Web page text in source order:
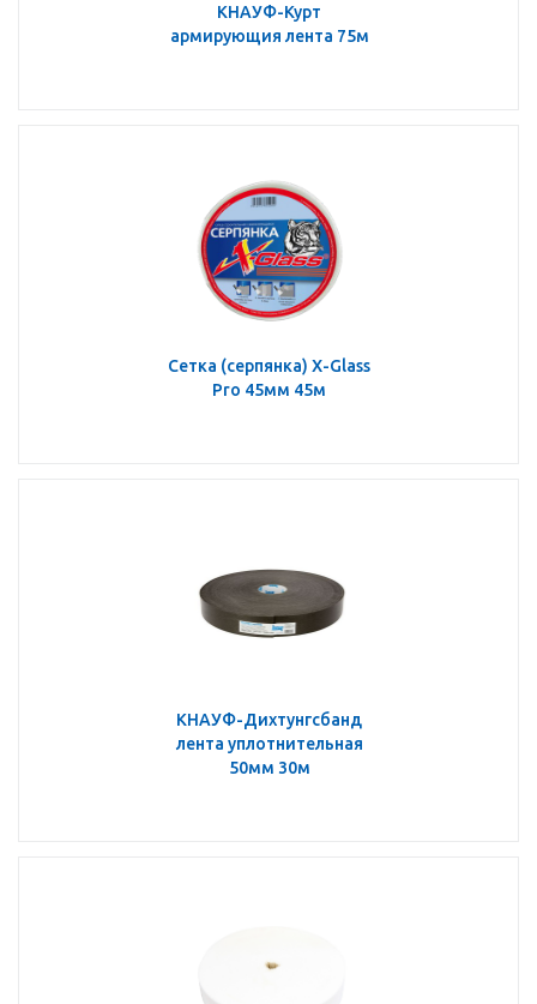
КНАУФ-Курт
армирующия лента 75м
Сетка (серпянка) X-Glass
Pro 45мм 45м
КНАУФ-Дихтунгсбанд
лента уплотнительная
50мм 30м